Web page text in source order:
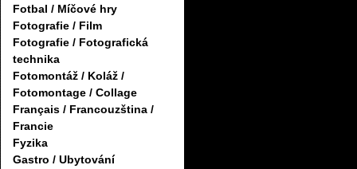
Fotbal / Míčové hry
Fotografie / Film
Fotografie / Fotografická
technika
Fotomontáž / Koláž /
Fotomontage / Collage
Français / Francouzština /
Francie
Fyzika
Gastro / Ubytování